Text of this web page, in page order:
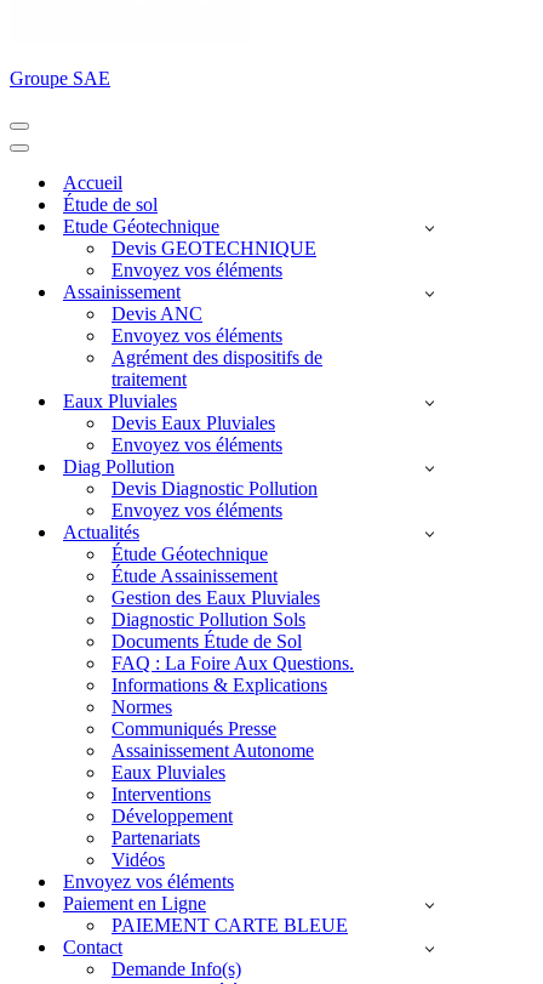
Groupe SAE
Menu
de
Menu
navigationAccueil
Étude de sol
Etude Géotechnique
Devis GEOTECHNIQUE
Envoyez vos éléments
Assainissement
Devis ANC
Envoyez vos éléments
Agrément des dispositifs de
traitement
Eaux Pluviales
Devis Eaux Pluviales
Envoyez vos éléments
Diag Pollution
Devis Diagnostic Pollution
Envoyez vos éléments
Actualités
Étude Géotechnique
Étude Assainissement
Gestion des Eaux Pluviales
Diagnostic Pollution Sols
Documents Étude de Sol
FAQ : La Foire Aux Questions.
Informations & Explications
Normes
Communiqués Presse
Assainissement Autonome
Eaux Pluviales
Interventions
Développement
Partenariats
Vidéos
Envoyez vos éléments
Paiement en Ligne
PAIEMENT CARTE BLEUE
Contact
Demande Info(s)